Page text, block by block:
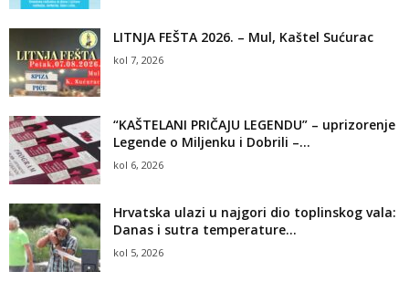
LITNJA FEŠTA 2026. – Mul, Kaštel Sućurac
kol 7, 2026
“KAŠTELANI PRIČAJU LEGENDU” – uprizorenje
Legende o Miljenku i Dobrili –...
kol 6, 2026
Hrvatska ulazi u najgori dio toplinskog vala:
Danas i sutra temperature...
kol 5, 2026